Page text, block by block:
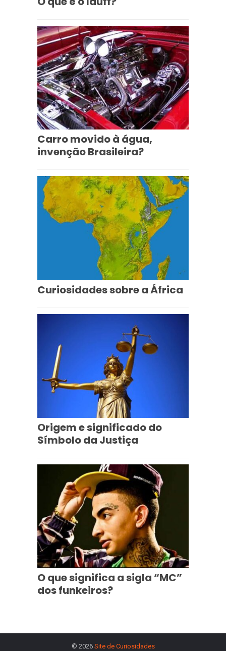
Carro movido à água,
invenção Brasileira?
Curiosidades sobre a África
Origem e significado do
Símbolo da Justiça
O que significa a sigla “MC”
dos funkeiros?
© 2026 Site de Curiosidades